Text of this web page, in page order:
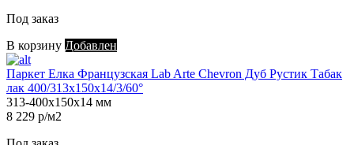
Под заказ
В корзину Добавлен
Паркет Елка Французская Lab Arte Chevron Дуб Рустик Табак
лак 400/313х150х14/3/60°
313-400х150х14 мм
8 229 р/м2